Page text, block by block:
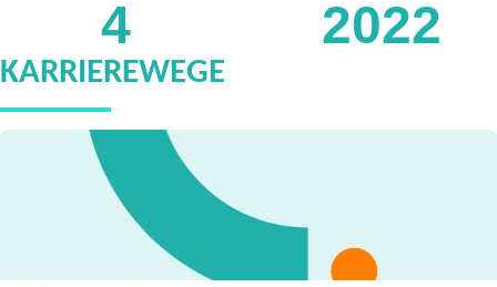
4 2022
KARRIEREWEGE